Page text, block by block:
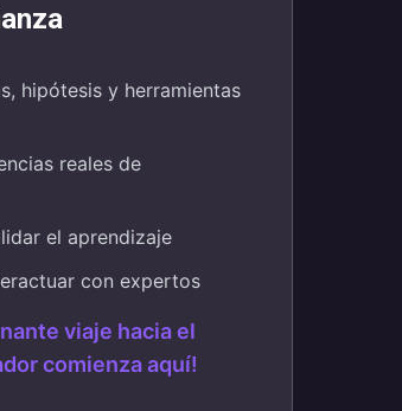
hipótesis y herramientas
reales de
el aprendizaje
con expertos
viaje hacia el
comienza aquí!